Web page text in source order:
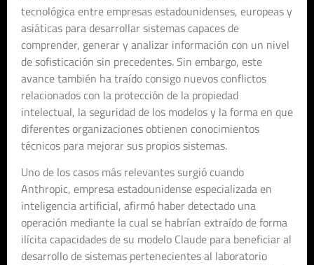
tecnológica entre empresas estadounidenses, europeas y
asiáticas para desarrollar sistemas capaces de
comprender, generar y analizar información con un nivel
de sofisticación sin precedentes. Sin embargo, este
avance también ha traído consigo nuevos conflictos
relacionados con la protección de la propiedad
intelectual, la seguridad de los modelos y la forma en que
diferentes organizaciones obtienen conocimientos
técnicos para mejorar sus propios sistemas.
Uno de los casos más relevantes surgió cuando
Anthropic, empresa estadounidense especializada en
inteligencia artificial, afirmó haber detectado una
operación mediante la cual se habrían extraído de forma
ilícita capacidades de su modelo Claude para beneficiar al
desarrollo de sistemas pertenecientes al laboratorio